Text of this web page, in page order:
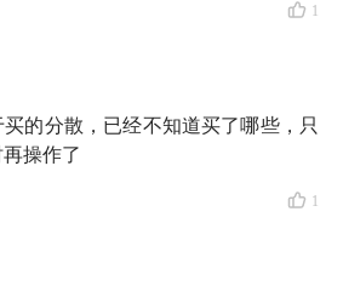
1
买的分散，已经不知道买了哪些，只
操作了
1